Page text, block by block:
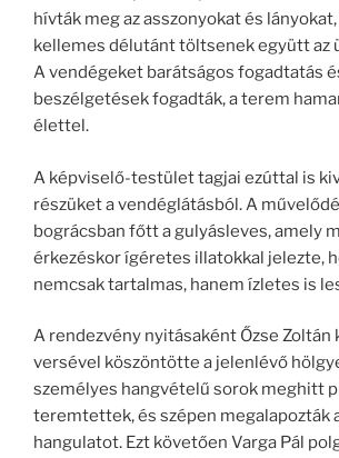
hívták meg az asszonyokat és
kellemes délutánt töltsenek együtt az
A vendégeket barátságos fogadtatás
beszélgetések fogadták, a terem
élettel.
A képviselő-testület tagjai ezúttal is
részüket a vendéglátásból. A
bográcsban főtt a gulyásleves, amely
érkezéskor ígéretes illatokkal jelezte,
nemcsak tartalmas, hanem ízletes is
A rendezvény nyitásaként Őzse Zoltán
versével köszöntötte a jelenlévő
személyes hangvételű sorok meghitt
teremtettek, és szépen megalapozták
hangulatot. Ezt követően Varga Pál